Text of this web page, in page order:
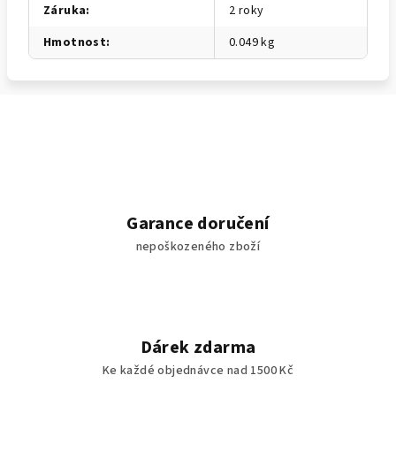
Záruka:
2 roky
Hmotnost: 0.049 kg
Garance doručení
nepoškozeného zboží
Dárek zdarma
Ke každé objednávce nad 1500 Kč